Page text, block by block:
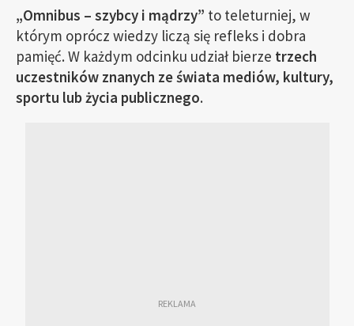
„Omnibus – szybcy i mądrzy” to teleturniej, w
którym oprócz wiedzy liczą się refleks i dobra
pamięć. W każdym odcinku udział bierze trzech
uczestników znanych ze świata mediów, kultury,
sportu lub życia publicznego.